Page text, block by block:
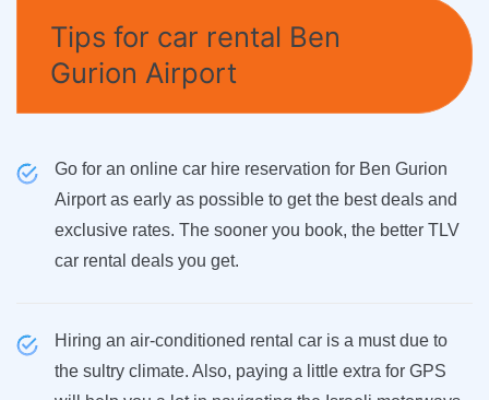
Tips for car rental Ben
Gurion Airport
Go for an online car hire reservation for Ben Gurion
Airport as early as possible to get the best deals and
exclusive rates. The sooner you book, the better TLV
car rental deals you get.
Hiring an air-conditioned rental car is a must due to
the sultry climate. Also, paying a little extra for GPS